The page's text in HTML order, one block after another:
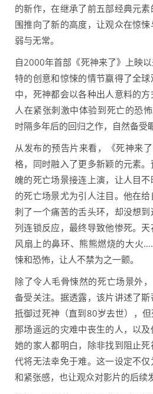
的新作，在继承了前五部经典元
围推向了新的高度，让观众在惊
弱与无常。
自2000年首部《死神来了》上映
特的创意和惊悚的情节赢得了全
中，死神都会以各种出人意料的
人在紧张刺激中体验到死亡的恐
时隔多年后的回归之作，自然备受
从发布的预告片来看，《死神来
格，同时融入了更多新颖的元素
魄的死亡场景接连上演，让人目
的死亡场景尤为引人注目。他在
刺了一个痛苦的舌头环，却没想
列连锁反应，最终导致他惨死。
风扇上的鼻环、熊熊燃烧的大火
悚和恐怖，让人不禁为之一颤。
除了令人毛骨悚然的死亡场景外
备受关注。据透露，该片讲述了
抵御过死神（直到80岁去世），
那场遥远的灾难中丧生的人，以
她的家人都明白，除非找到阻止
代将无法幸免于难。这一设定不
和紧张感，也让观众对影片的后续